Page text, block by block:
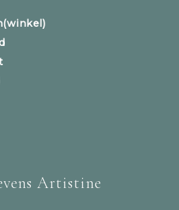
Artistine